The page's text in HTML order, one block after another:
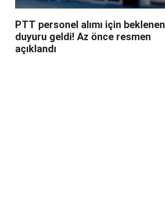
PTT personel alımı için beklenen
duyuru geldi! Az önce resmen
açıklandı